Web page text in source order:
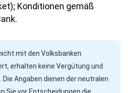
Konditionen gemäß
mit den Volksbanken
erhalten keine Vergütung und
Angaben dienen der neutralen
Sie vor Entscheidungen die